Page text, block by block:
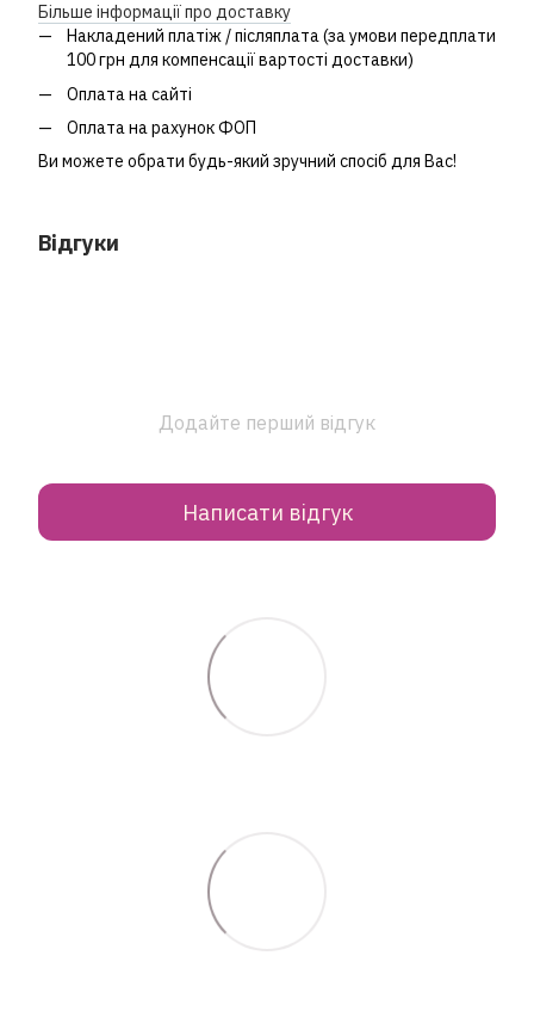
Більше інформації про доставку
Накладений платіж / післяплата (за умови передплати
100 грн для компенсації вартості доставки)
Оплата на сайті
Оплата на рахунок ФОП
Ви можете обрати будь-який зручний спосіб для Вас!
Відгуки
Додайте перший відгук
Написати відгук